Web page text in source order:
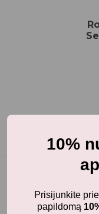
10%
Prisijunkite
papildomą